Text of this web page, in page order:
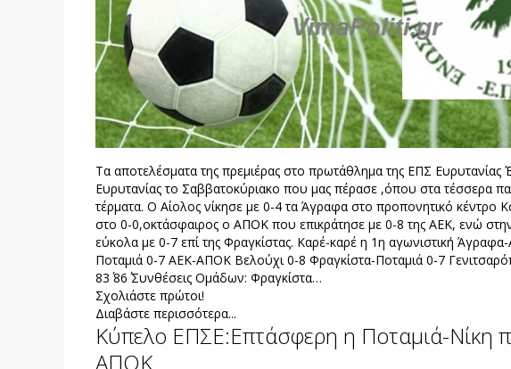
Τα αποτελέσματα της πρεμιέρας στο πρωτάθλημα της ΕΠΣ Ευρυτανίας
Ευρυτανίας το Σαββατοκύριακο που μας πέρασε ,όπου στα τέσσερα
τέρματα. Ο Αίολος νίκησε με 0-4 τα Άγραφα στο προπονητικό
στο 0-0,οκτάσφαιρος ο ΑΠΟΚ που επικράτησε με 0-8 της ΑΕΚ, ενώ
εύκολα με 0-7 επί της Φραγκίστας. Καρέ-καρέ η 1η αγωνιστική
Ποταμιά 0-7 ΑΕΚ-ΑΠΟΚ Βελούχι 0-8 Φραγκίστα-Ποταμιά 0-7
83΄ 86΄ Συνθέσεις Ομάδων: Φραγκίστα…
Σχολιάστε πρώτοι!
Διαβάστε περισσότερα...
Κύπελο ΕΠΣΕ:Eπτάσφερη η Ποταμιά-Νίκη
ΑΠΟΚ